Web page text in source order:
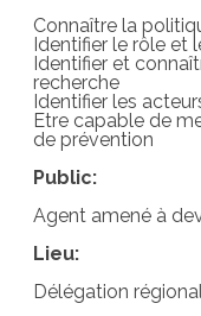
Connaître la
Identifier le rôle et
Identifier et
recherche
Identifier les
Etre capable de
de prévention
Public:
Agent amené à
Lieu:
Délégation